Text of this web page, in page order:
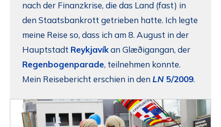
nach der Finanzkrise, die das Land (fast) in
den Staatsbankrott getrieben hatte. Ich legte
meine Reise so, dass ich am 8. August in der
Hauptstadt Reykjavíkan Glæðigangan, der
Regenbogenparade, teilnehmen konnte.
Mein Reisebericht erschien in den LN 5/2009.